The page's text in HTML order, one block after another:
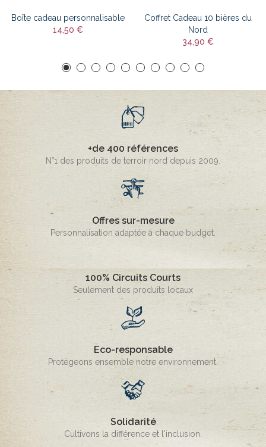
Boîte cadeau personnalisable
14,50 €
Coffret Cadeau 10 bières du
Nord
34,90 €
+de 400 références
N°1 des produits de terroir nord depuis 2009.
Offres sur-mesure
Personnalisation adaptée à chaque budget.
100% Circuits Courts
Seulement des produits locaux
Eco-responsable
Protégeons ensemble notre environnement.
Solidarité
Cultivons la différence et l'inclusion.